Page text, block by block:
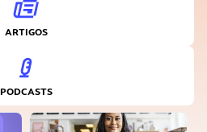
ARTIGOS
PODCASTS